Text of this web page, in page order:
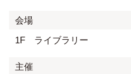
会場
1F ライブラリー
主催